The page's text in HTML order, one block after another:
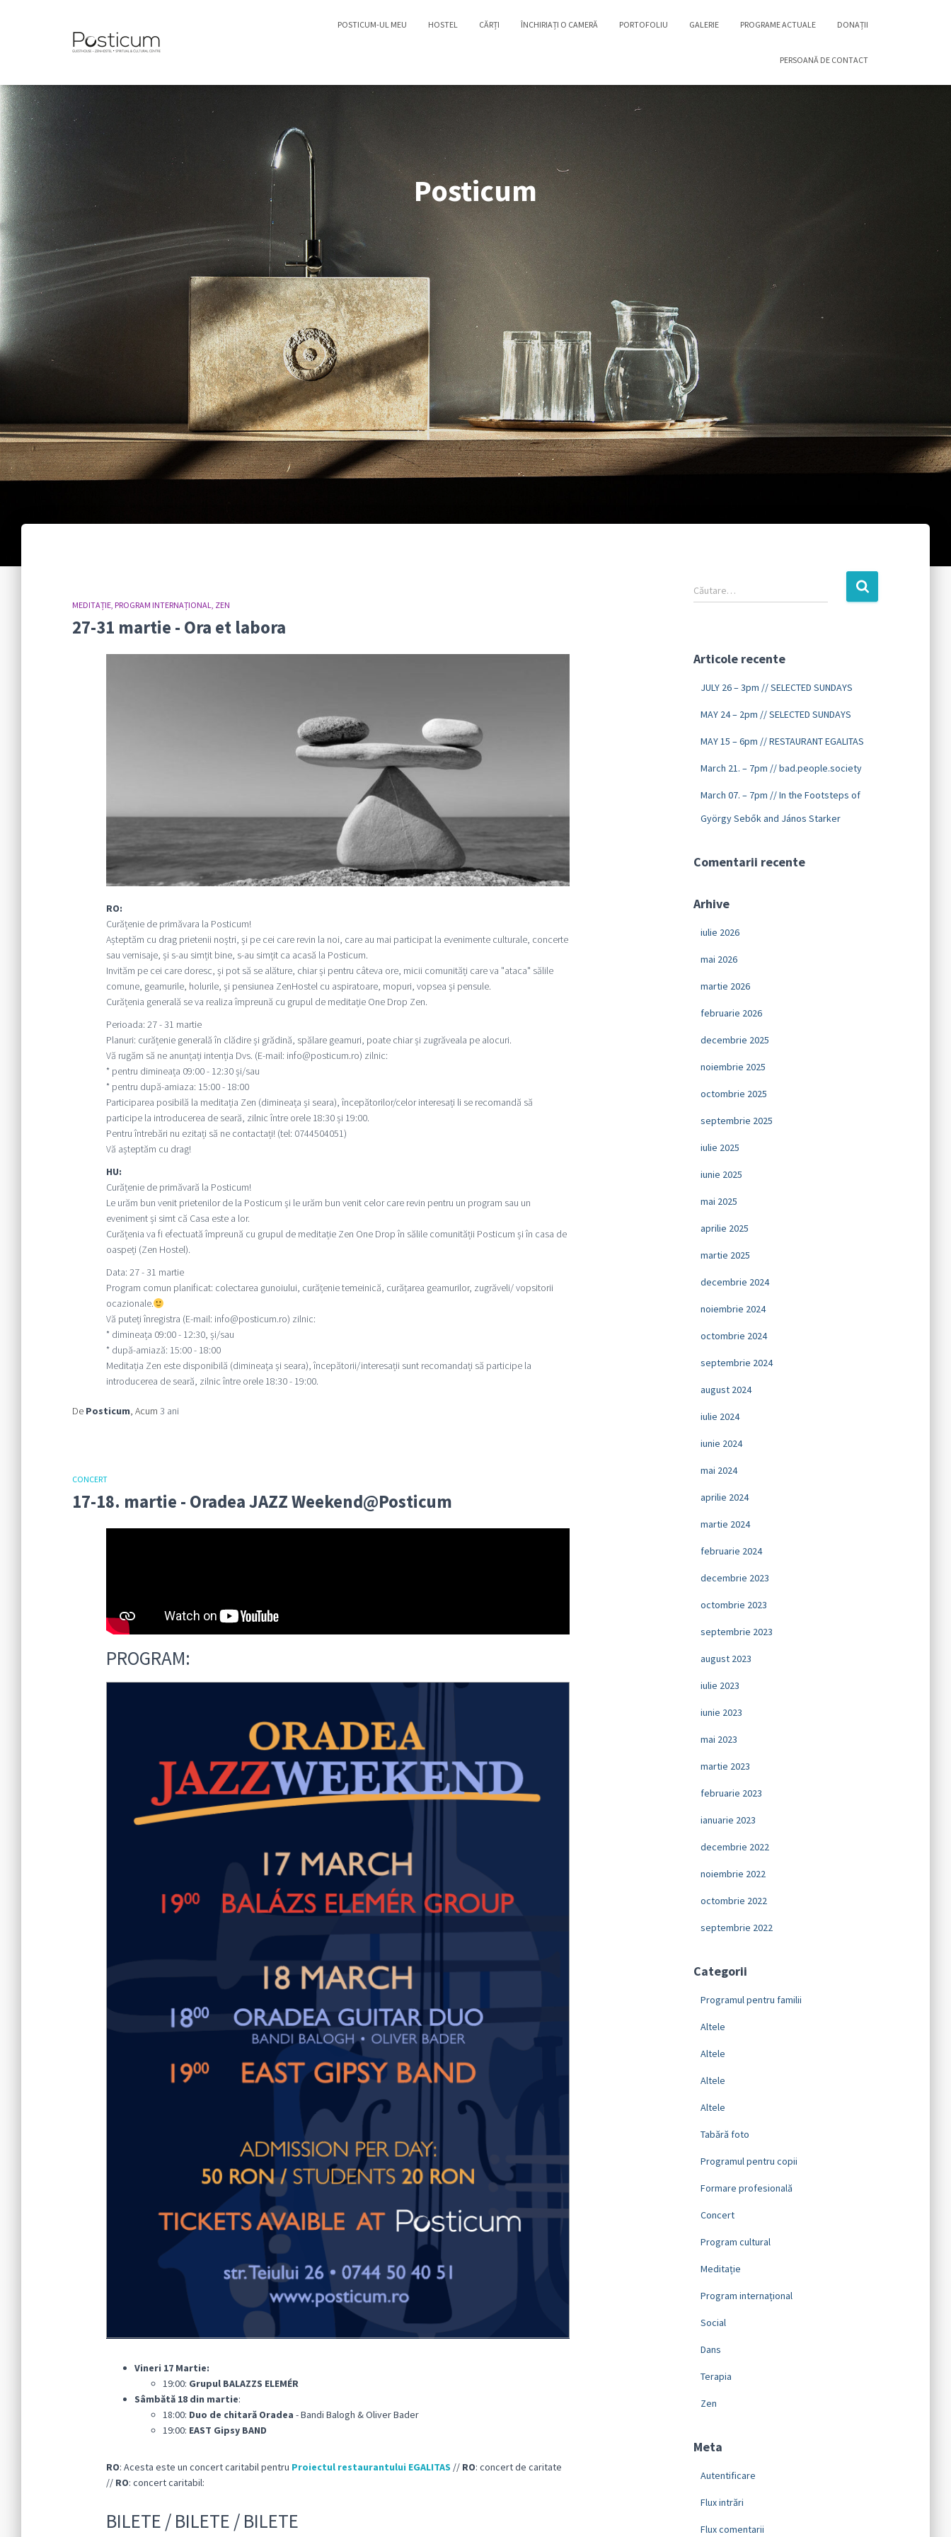
POSTICUM-UL MEU HOSTEL CĂRȚI ÎNCHIRIAȚI O CAMERĂ PORTOFOLIU GALERIE PROGRAME ACTUALE DONAȚII
PERSOANĂ DE CONTACT
Posticum
MEDITAȚIE PROGRAM INTERNAȚIONAL ZEN
27-31 martie - Ora et labora
RO:
Curățenie de primăvara la Posticum!
Așteptăm cu drag prietenii noștri, și pe cei care revin la noi, care au mai participat la evenimente culturale, concerte
sau vernisaje, și s-au simțit bine, s-au simțit ca acasă la Posticum.
Invităm pe cei care doresc, și pot să se alăture, chiar și pentru câteva ore, micii comunități care va "ataca" sălile
comune, geamurile, holurile, și pensiunea ZenHostel cu aspiratoare, mopuri, vopsea și pensule.
Curățenia generală se va realiza împreună cu grupul de meditație One Drop Zen.
Perioada: 27 - 31 martie
Planuri: curățenie generală în clădire și grădină, spălare geamuri, poate chiar și zugrăveala pe alocuri.
Vă rugăm să ne anunțați intenția Dvs. (E-mail: info@posticum.ro) zilnic:
* pentru dimineața 09:00 - 12:30 și/sau
* pentru după-amiaza: 15:00 - 18:00
Participarea posibilă la meditația Zen (dimineața și seara), începătorilor/celor interesați li se recomandă să
participe la introducerea de seară, zilnic între orele 18:30 și 19:00.
Pentru întrebări nu ezitați să ne contactați! (tel: 0744504051)
Vă așteptăm cu drag!
HU:
Curățenie de primăvară la Posticum!
Le urăm bun venit prietenilor de la Posticum și le urăm bun venit celor care revin pentru un program sau un
eveniment și simt că Casa este a lor.
Curățenia va fi efectuată împreună cu grupul de meditație Zen One Drop în sălile comunității Posticum și în casa de
oaspeți (Zen Hostel).
Data: 27 - 31 martie
Program comun planificat: colectarea gunoiului, curățenie temeinică, curățarea geamurilor, zugrăveli/ vopsitorii
ocazionale.
Vă puteți înregistra (E-mail: info@posticum.ro) zilnic:
* dimineața 09:00 - 12:30, și/sau
* după-amiază: 15:00 - 18:00
Meditația Zen este disponibilă (dimineața și seara), începătorii/interesații sunt recomandați să participe la
introducerea de seară, zilnic între orele 18:30 - 19:00.
De Posticum, Acum 3 ani
CONCERT
17-18. martie - Oradea JAZZ Weekend@Posticum
PROGRAM:
Vineri 17Martie:
19:00: Grupul BALAZZS ELEMÉR
Sâmbătă 18din martie:
18:00: Duo de chitară Oradea - Bandi Balogh & Oliver Bader
19:00: EAST Gipsy BAND
RO: Acesta este un concert caritabil pentru Proiectul restaurantului EGALITAS // RO: concert de caritate
// RO: concert caritabil:
BILETE / BILETE / BILETE
Căutare…
Articole recente
JULY 26 – 3pm // SELECTED SUNDAYS
MAY 24 – 2pm // SELECTED SUNDAYS
MAY 15 – 6pm // RESTAURANT EGALITAS
March 21. – 7pm // bad.people.society
March 07. – 7pm // In the Footsteps of
György Sebők and János Starker
Comentarii recente
Arhive
iulie 2026
mai 2026
martie 2026
februarie 2026
decembrie 2025
noiembrie 2025
octombrie 2025
septembrie 2025
iulie 2025
iunie 2025
mai 2025
aprilie 2025
martie 2025
decembrie 2024
noiembrie 2024
octombrie 2024
septembrie 2024
august 2024
iulie 2024
iunie 2024
mai 2024
aprilie 2024
martie 2024
februarie 2024
decembrie 2023
octombrie 2023
septembrie 2023
august 2023
iulie 2023
iunie 2023
mai 2023
martie 2023
februarie 2023
ianuarie 2023
decembrie 2022
noiembrie 2022
octombrie 2022
septembrie 2022
Categorii
Programul pentru familii
Altele
Altele
Altele
Altele
Tabără foto
Programul pentru copii
Formare profesională
Concert
Program cultural
Meditație
Program internațional
Social
Dans
Terapia
Zen
Meta
Autentificare
Flux intrări
Flux comentarii